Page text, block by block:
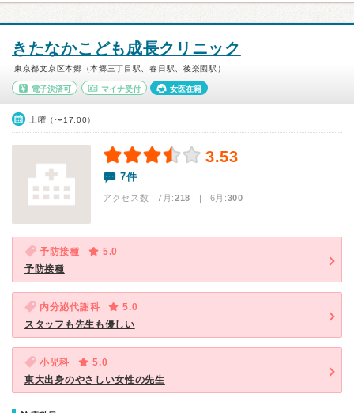
きたなかこども成長クリニック
東京都文京区本郷（本郷三丁目駅、春日駅、後楽園駅）
電子決済可 マイナ受付 女医在籍
土曜（〜17:00）
3.53
7件
アクセス数 7月:218 | 6月:300
予防接種
5.0
予防接種
内分泌代謝科
5.0
スタッフも先生も優しい
小児科
5.0
東大出身のやさしい女性の先生